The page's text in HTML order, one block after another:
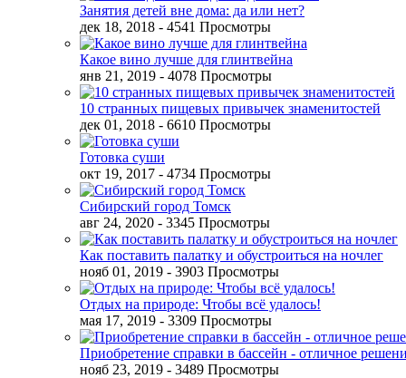
Занятия детей вне дома: да или нет?
дек 18, 2018 - 4541 Просмотры
Какое вино лучше для глинтвейна
янв 21, 2019 - 4078 Просмотры
10 странных пищевых привычек знаменитостей
дек 01, 2018 - 6610 Просмотры
Готовка суши
окт 19, 2017 - 4734 Просмотры
Сибирский город Томск
авг 24, 2020 - 3345 Просмотры
Как поставить палатку и обустроиться на ночлег
нояб 01, 2019 - 3903 Просмотры
Отдых на природе: Чтобы всё удалось!
мая 17, 2019 - 3309 Просмотры
Приобретение справки в бассейн - отличное
нояб 23, 2019 - 3489 Просмотры